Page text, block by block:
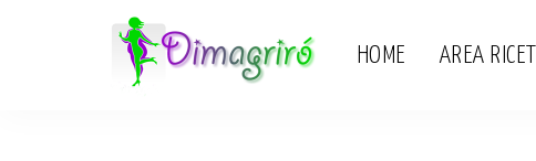
HOME AREA